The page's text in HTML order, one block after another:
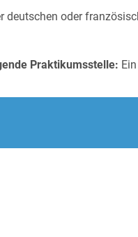
deutschen oder
Praktikumsstelle: